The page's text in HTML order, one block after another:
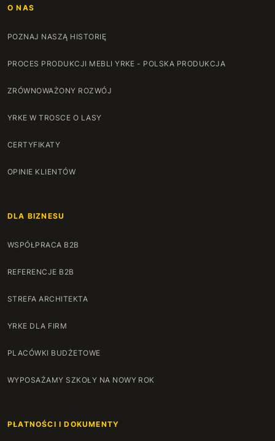
O NAS
POZNAJ NASZĄ HISTORIĘ
PROCES PRODUKCJI MEBLI YRKE - POLSKA PRODUKCJA
ZRÓWNOWAŻONY ROZWÓJ
YRKE W TROSCE O LASY
CERTYFIKATY
OPINIE KLIENTÓW
DLA BIZNESU
WSPÓŁPRACA B2B
REFERENCJE B2B
STREFA ARCHITEKTA
YRKE DLA FIRM
PLACÓWKI BUDŻETOWE
WYPOSAŻAMY SZKOŁY NA NOWY ROK
PŁATNOŚCI I DOKUMENTY